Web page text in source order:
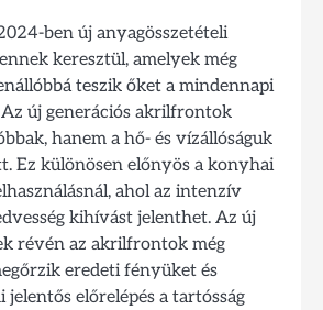
ben új anyagösszetételi
keresztül, amelyek még
teszik őket a mindennapi
új generációs akrilfrontok
hanem a hő- és vízállóságuk
Ez különösen előnyös a konyhai
ahol az intenzív
kihívást jelenthet. Az új
révén az akrilfrontok még
eredeti fényüket és
jelentős előrelépés a tartósság